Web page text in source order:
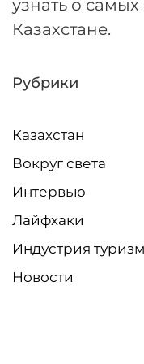
узнать о
Казахстане.
Рубрики
Казахстан
Вокруг света
Интервью
Лайфхаки
Индустрия
Новости